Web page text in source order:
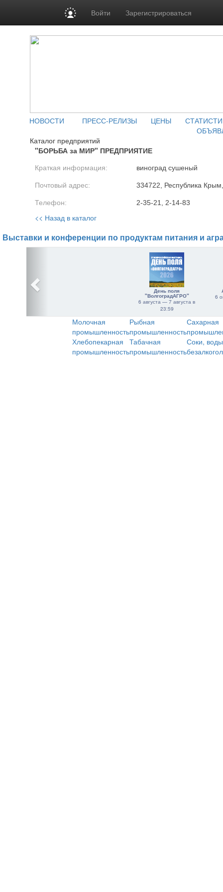
Войти Зарегистрироваться
НОВОСТИ ПРЕСС-РЕЛИЗЫ ЦЕНЫ
Каталог предприятий
"БОРЬБА за МИР" ПРЕДПРИЯТИЕ
Краткая информация: виноград сушеный
Почтовый адрес: 334722, Республика
Телефон: 2-35-21, 2-14-83
<< Назад в каталог
Выставки и конференции по продуктам питания и
День поля
"ВолгоградАГРО"
6 августа — 7 августа в
23:59
6
Молочная
промышленность
Рыбная
промышленность
Сахарная
Хлебопекарная
промышленность
Табачная
промышленность
Соки,